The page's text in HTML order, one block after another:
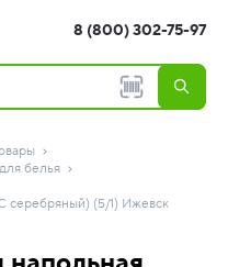
8 (800) 302-75-97
белья
серебряный) (5/1) Ижевск